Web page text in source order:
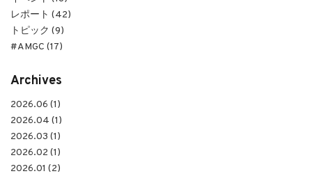
レポート (42)
トピック (9)
#AMGC (17)
Archives
2026.06 (1)
2026.04 (1)
2026.03 (1)
2026.02 (1)
2026.01 (2)